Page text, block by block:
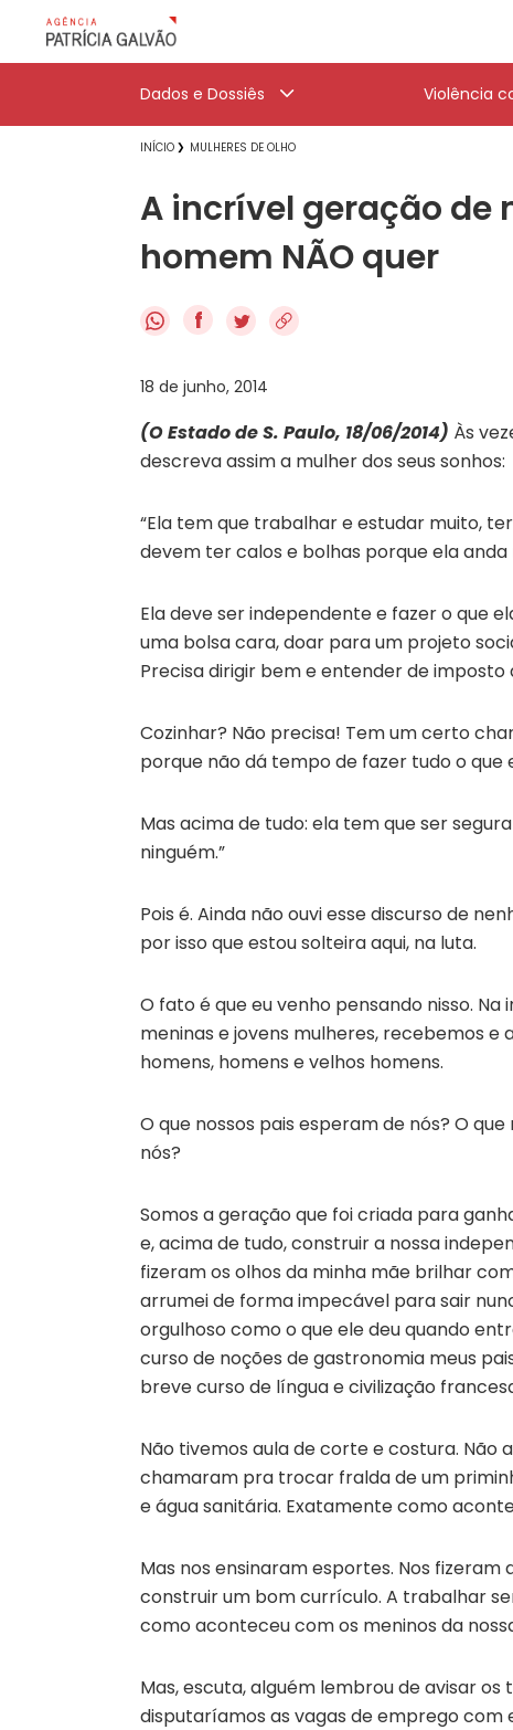
Dados e Dossiês Violência
INÍCIO MULHERES DE OLHO
A incrível geração de
homem NÃO quer
f
18 de junho, 2014
(O Estado de S. Paulo, 18/06/2014) Às
descreva assim a mulher dos seus sonhos:
“Ela tem que trabalhar e estudar muito,
devem ter calos e bolhas porque ela
Ela deve ser independente e fazer o que
uma bolsa cara, doar para um projeto
Precisa dirigir bem e entender de imposto
Cozinhar? Não precisa! Tem um certo
porque não dá tempo de fazer tudo o que
Mas acima de tudo: ela tem que ser
ninguém.”
Pois é. Ainda não ouvi esse discurso de
por isso que estou solteira aqui, na luta.
O fato é que eu venho pensando nisso.
meninas e jovens mulheres, recebemos e
homens, homens e velhos homens.
O que nossos pais esperam de nós? O
nós?
Somos a geração que foi criada para
e, acima de tudo, construir a nossa
fizeram os olhos da minha mãe brilhar
arrumei de forma impecável para sair
orgulhoso como o que ele deu quando
curso de noções de gastronomia meus
breve curso de língua e civilização
Não tivemos aula de corte e costura. Não
chamaram pra trocar fralda de um
e água sanitária. Exatamente como
Mas nos ensinaram esportes. Nos
construir um bom currículo. A trabalhar
como aconteceu com os meninos da
Mas, escuta, alguém lembrou de avisar os
disputaríamos as vagas de emprego com